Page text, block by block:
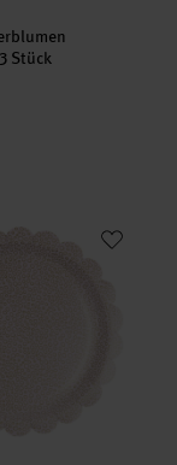
Stück
Weiß
Bubbles Mauve/